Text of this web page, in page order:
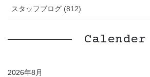
スタッフブログ (812)
Calender
2026年8月